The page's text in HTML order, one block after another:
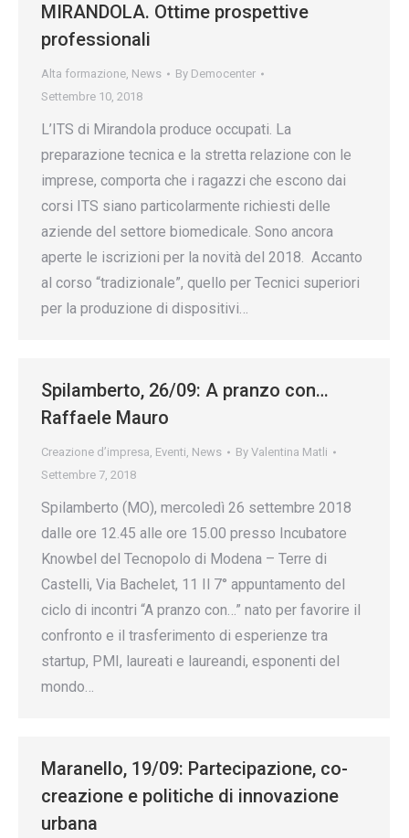
MIRANDOLA. Ottime prospettive
professionali
Alta formazione, News By Democenter
Settembre 10, 2018
L’ITS di Mirandola produce occupati. La
preparazione tecnica e la stretta relazione con le
imprese, comporta che i ragazzi che escono dai
corsi ITS siano particolarmente richiesti delle
aziende del settore biomedicale. Sono ancora
aperte le iscrizioni per la novità del 2018. Accanto
al corso “tradizionale”, quello per Tecnici superiori
per la produzione di dispositivi…
Spilamberto, 26/09: A pranzo con…
Raffaele Mauro
Creazione d’impresa, Eventi, News By Valentina Matli
Settembre 7, 2018
Spilamberto (MO), mercoledì 26 settembre 2018
dalle ore 12.45 alle ore 15.00 presso Incubatore
Knowbel del Tecnopolo di Modena – Terre di
Castelli, Via Bachelet, 11 Il 7° appuntamento del
ciclo di incontri “A pranzo con…” nato per favorire il
confronto e il trasferimento di esperienze tra
startup, PMI, laureati e laureandi, esponenti del
mondo…
Maranello, 19/09: Partecipazione, co-
creazione e politiche di innovazione
urbana